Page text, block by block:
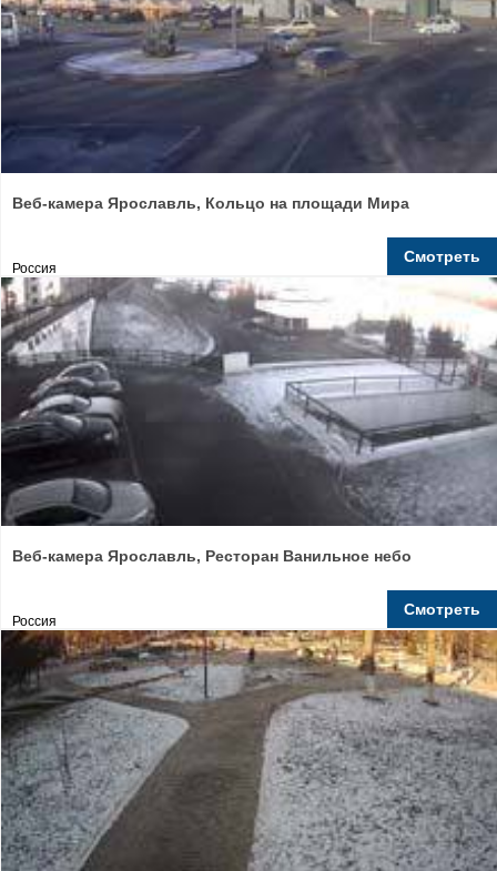
Веб-камера Ярославль, Кольцо на площади Мира
Россия
Смотреть
Веб-камера Ярославль, Ресторан Ванильное небо
Россия
Смотреть